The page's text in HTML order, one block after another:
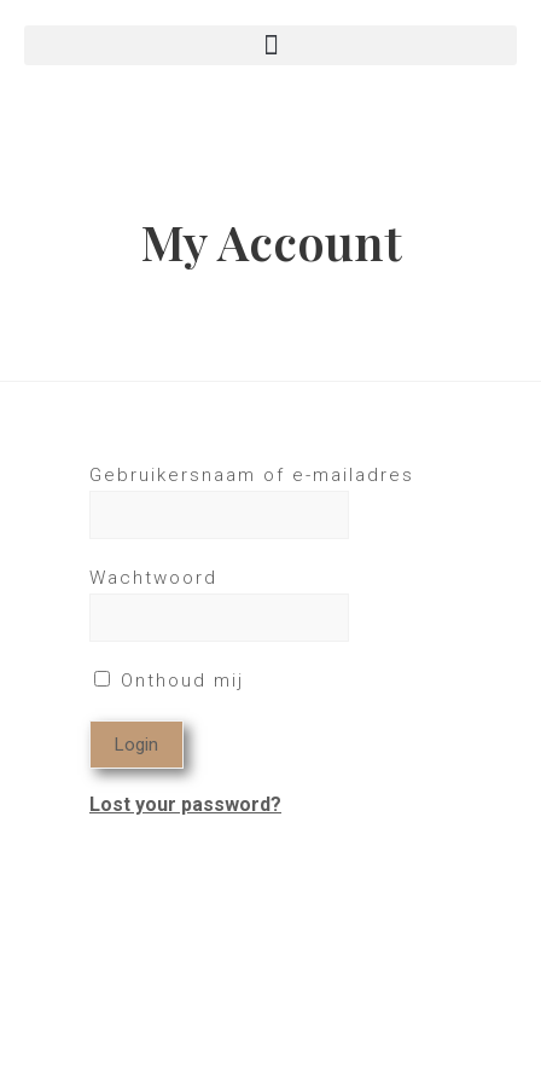
My Account
Gebruikersnaam of e-mailadres
Wachtwoord
Onthoud mij
Lost your password?